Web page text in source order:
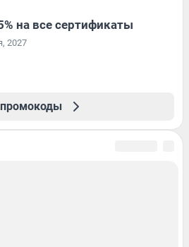
на все сертификаты
2027